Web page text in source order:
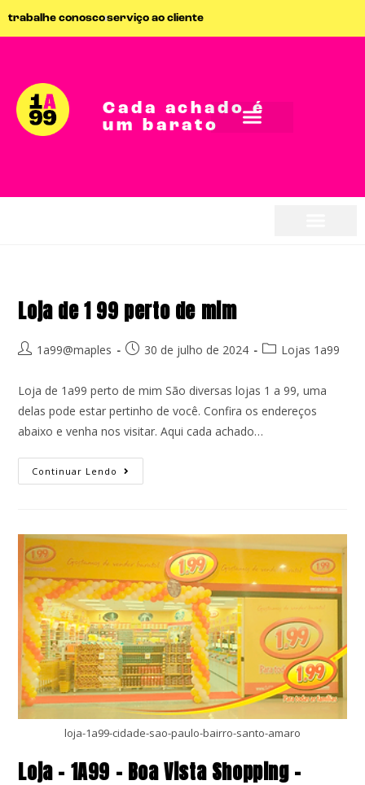
trabalhe conoscoserviço ao cliente
Cada achado é
um barato
Loja de 1 99 perto de mim
1a99@maples 30 de julho de 2024 Lojas 1a99
Loja de 1a99 perto de mim São diversas lojas 1 a 99, uma
delas pode estar pertinho de você. Confira os endereços
abaixo e venha nos visitar. Aqui cada achado…
Continuar Lendo
loja-1a99-cidade-sao-paulo-bairro-santo-amaro
Loja – 1A99 – Boa Vista Shopping –